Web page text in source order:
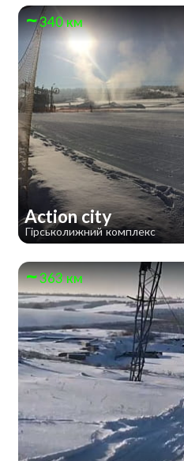
340 км
Action city
Гірськолижний комплекс
363 км